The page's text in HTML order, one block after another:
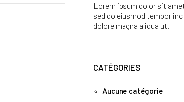
Lorem ipsum dolor sit
sed do eiusmod tempor
dolore magna aliqua ut.
CATÉGORIES
Aucune catégorie